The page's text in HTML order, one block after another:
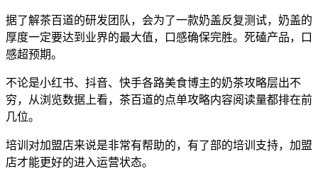
据了解茶百道的研发团队，会为了一款奶盖反复测试，奶盖的
厚度一定要达到业界的最大值，口感确保完胜。死磕产品，口
感超预期。
不论是小红书、抖音、快手各路美食博主的奶茶攻略层出不
穷，从浏览数据上看，茶百道的点单攻略内容阅读量都排在前
几位。
培训对加盟店来说是非常有帮助的，有了部的培训支持，加盟
店才能更好的进入运营状态。